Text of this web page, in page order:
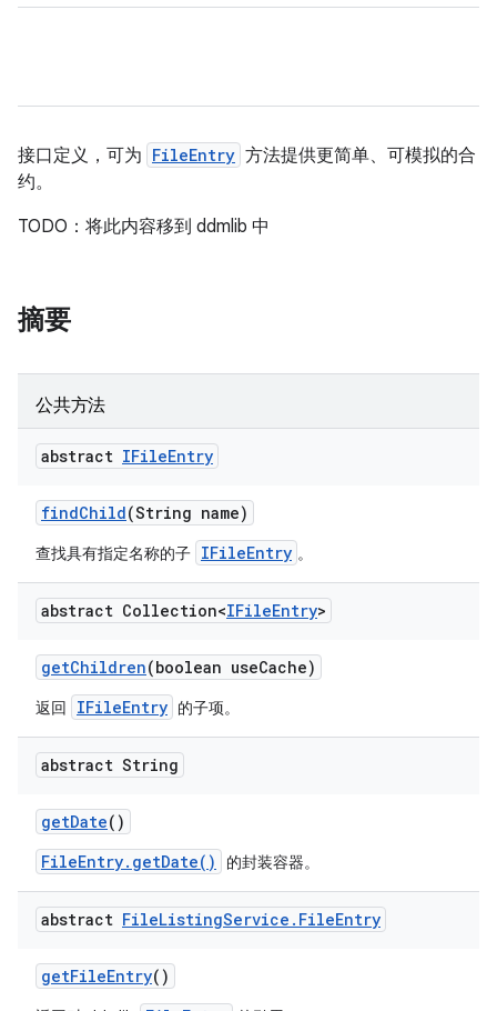
接口定义，可为 FileEntry 方法提供更简单、可模拟的合
约。
TODO：将此内容移到 ddmlib 中
摘要
公共方法
abstract IFileEntry
findChild(String name)
查找具有指定名称的子 IFileEntry 。
abstract Collection<IFileEntry>
getChildren(boolean useCache)
返回 IFileEntry 的子项。
abstract String
getDate()
FileEntry.getDate()
的封装容器。
abstract FileListingService . FileEntry
getFileEntry()